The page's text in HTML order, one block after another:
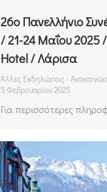
26ο Πανελλήνιο
/ 21-24 Μαΐου
Hotel / Λάρισα
Άλλες Εκδηλώσεις -
5 Φεβρουαρίου 2025
Για περισσότερες